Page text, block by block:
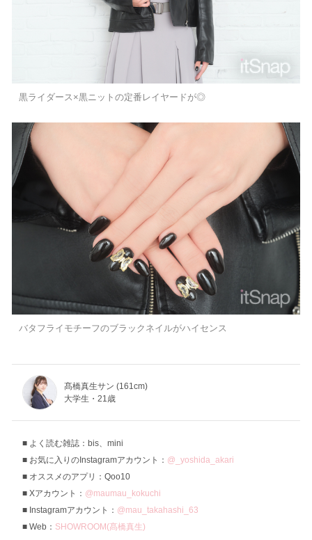
黒ライダース×黒ニットの定番レイヤードが◎
バタフライモチーフのブラックネイルがハイセンス
髙橋真生サン (161cm)
大学生・21歳
よく読む雑誌：bis、mini
お気に入りのInstagramアカウント： @_yoshida_akari
オススメのアプリ：Qoo10
Xアカウント： @maumau_kokuchi
Instagramアカウント： @mau_takahashi_63
Web： SHOWROOM(髙橋真生)